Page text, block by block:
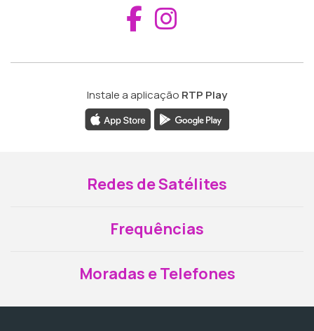
Aceder ao
Instale a aplicação RTP Play
Redes de Satélites
Frequências
Moradas e Telefones